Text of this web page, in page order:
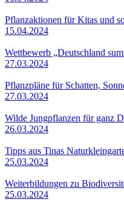
Pflanzaktionen für Kitas und
15.04.2024
Wettbewerb „Deutschland
27.03.2024
Pflanzpläne für Schatten,
27.03.2024
Wilde Jungpflanzen für ganz
26.03.2024
Tipps aus Tinas
25.03.2024
Weiterbildungen zu
25.03.2024